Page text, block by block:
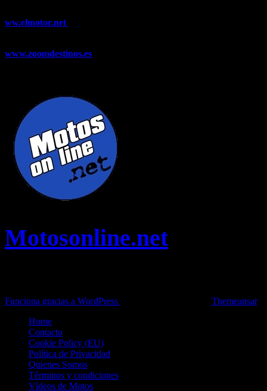
ww.elmotor.net
www.zoomdestinos.es
Motosonline.net
Funciona gracias a WordPress
Themeansar.
Home
Contacto
Cookie Policy (EU)
Política de Privacidad
Quienes Somos
Términos y condiciones
Vídeos de Motos